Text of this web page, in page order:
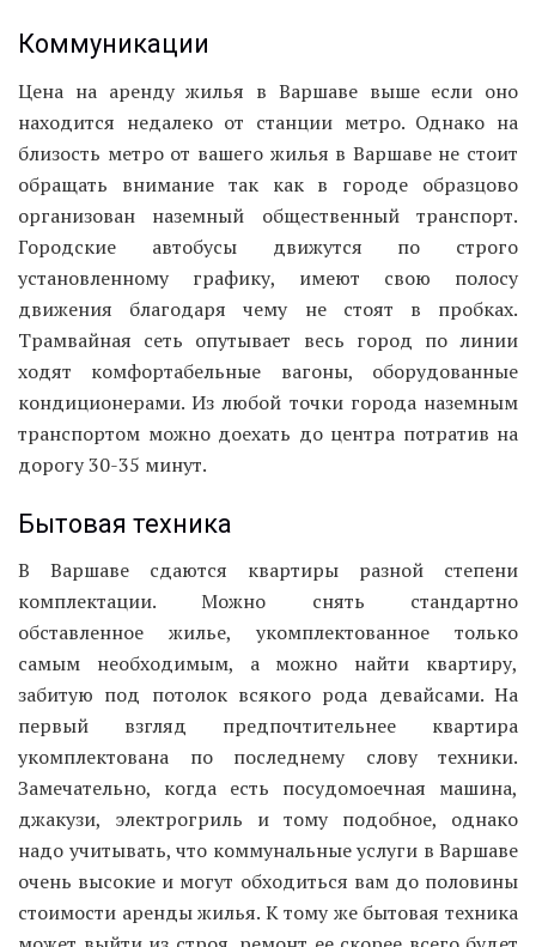
Коммуникации
Цена на аренду жилья в Варшаве выше если оно
находится недалеко от станции метро. Однако на
близость метро от вашего жилья в Варшаве не стоит
обращать внимание так как в городе образцово
организован наземный общественный транспорт.
Городские автобусы движутся по строго
установленному графику, имеют свою полосу
движения благодаря чему не стоят в пробках.
Трамвайная сеть опутывает весь город по линии
ходят комфортабельные вагоны, оборудованные
кондиционерами. Из любой точки города наземным
транспортом можно доехать до центра потратив на
дорогу 30-35 минут.
Бытовая техника
В Варшаве сдаются квартиры разной степени
комплектации. Можно снять стандартно
обставленное жилье, укомплектованное только
самым необходимым, а можно найти квартиру,
забитую под потолок всякого рода девайсами. На
первый взгляд предпочтительнее квартира
укомплектована по последнему слову техники.
Замечательно, когда есть посудомоечная машина,
джакузи, электрогриль и тому подобное, однако
надо учитывать, что коммунальные услуги в Варшаве
очень высокие и могут обходиться вам до половины
стоимости аренды жилья. К тому же бытовая техника